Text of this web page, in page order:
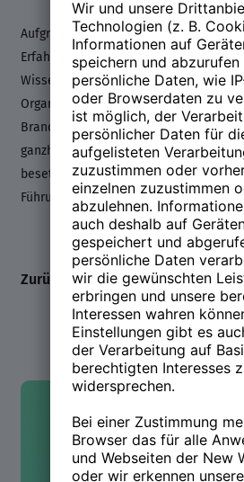
Aufgrund ihres Studiums der
Erfahrungen im Personalbereich,
Wissen in Themenfelder der Arbeits- &
Organisationspsychologie, des
Brandings. Bei HAPEKO berät sie
ganzheitlich zu strategischen
besetzt Schlüsselfunktionen im Fach-
Führungskräftebereich
Zurück zum Line-up
Kontakt
Hast Du Fragen